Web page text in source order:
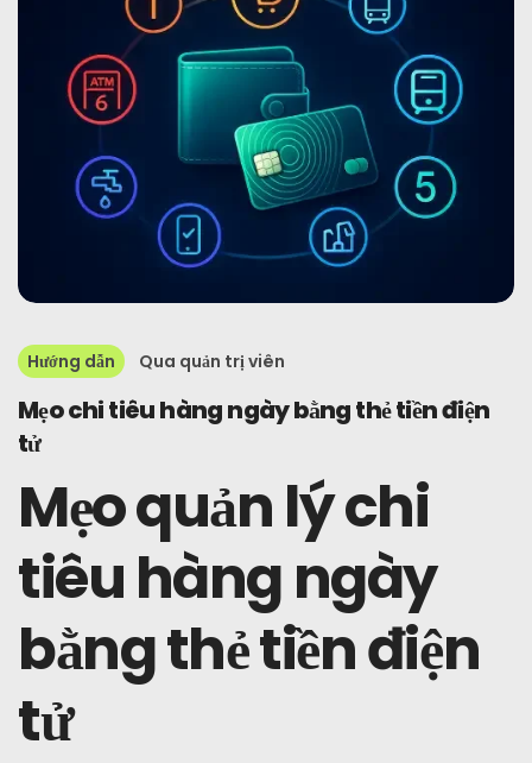
Hướng dẫn Qua quản trị viên
Mẹo chi tiêu hàng ngày bằng thẻ tiền điện
tử
Mẹo quản lý chi
tiêu hàng ngày
bằng thẻ tiền điện
tử